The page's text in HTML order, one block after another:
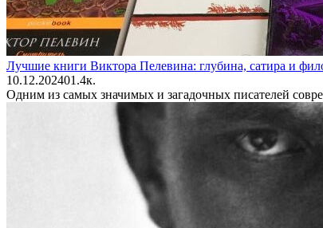
Лучшие книги Виктора Пелевина: глубина, сатира и
10.12.202401.4к.
Одним из самых значимых и загадочных писателей